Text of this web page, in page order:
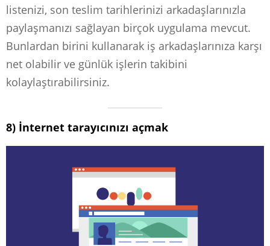
listenizi, son teslim tarihlerinizi arkadaşlarınızla
paylaşmanızı sağlayan birçok uygulama mevcut.
Bunlardan birini kullanarak iş arkadaşlarınıza karşı
net olabilir ve günlük işlerin takibini
kolaylaştırabilirsiniz.
8) İnternet tarayıcınızı açmak